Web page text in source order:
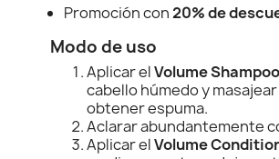
Promoción con20% de
Modo de uso
Aplicar elVolume Shampoo
cabello húmedo y
obtener espuma.
Aclarar abundantemente
Aplicar elVolume